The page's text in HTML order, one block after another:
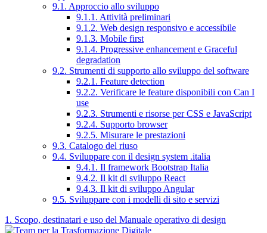
9.1. Approccio allo sviluppo
9.1.1. Attività preliminari
9.1.2. Web design responsivo e accessibile
9.1.3. Mobile first
9.1.4. Progressive enhancement e Graceful
degradation
9.2. Strumenti di supporto allo sviluppo del software
9.2.1. Feature detection
9.2.2. Verificare le feature disponibili con Can I
use
9.2.3. Strumenti e risorse per CSS e JavaScript
9.2.4. Supporto browser
9.2.5. Misurare le prestazioni
9.3. Catalogo del riuso
9.4. Sviluppare con il design system .italia
9.4.1. Il framework Bootstrap Italia
9.4.2. Il kit di sviluppo React
9.4.3. Il kit di sviluppo Angular
9.5. Sviluppare con i modelli di sito e servizi
1. Scopo, destinatari e uso del Manuale operativo di design